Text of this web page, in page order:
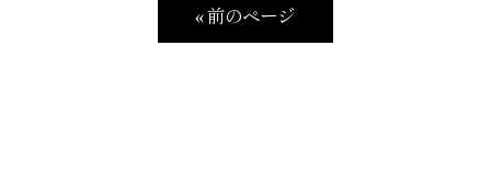
« 前のページ